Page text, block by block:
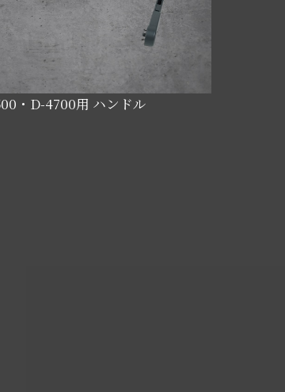
・D-4700用 ハンドル